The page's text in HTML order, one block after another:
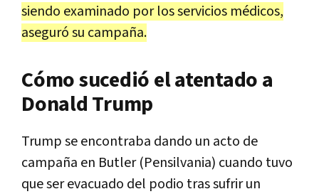
siendo examinado por los servicios médicos,
aseguró su campaña.
Cómo sucedió el atentado a
Donald Trump
Trump se encontraba dando un acto de
campaña en Butler (Pensilvania) cuando tuvo
que ser evacuado del podio tras sufrir un